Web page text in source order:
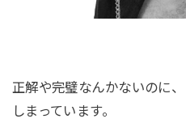
正解や完璧なんかないのに
しまっています。